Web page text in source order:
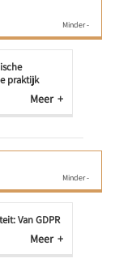
praktijk
Meer
Van GDPR
Meer